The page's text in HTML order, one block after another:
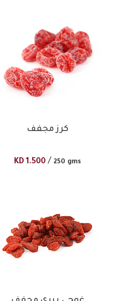
كرز مجفف
KD 1.500 / 250 gms